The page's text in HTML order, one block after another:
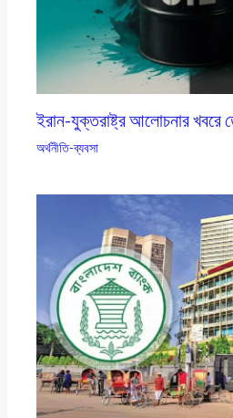
ইরান-যুক্তরাষ্ট্র আলোচনার খবরে
অর্থনীতি-ব্যবসা